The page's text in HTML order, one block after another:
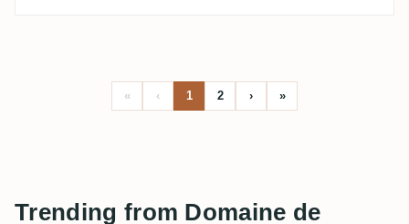
« ‹ 1 2 › »
Trending from Domaine de